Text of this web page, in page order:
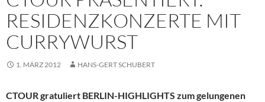
RESIDENZKONZERTE MIT
CURRYWURST
1. MÄRZ 2012 HANS-GERT SCHUBERT
CTOUR gratuliert BERLIN-HIGHLIGHTS zum gelungenen